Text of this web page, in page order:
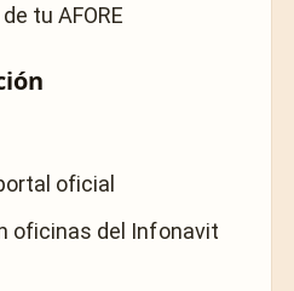
tu AFORE
oficial
oficinas del Infonavit